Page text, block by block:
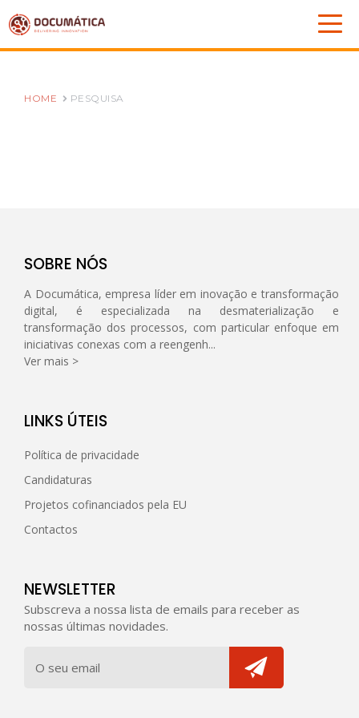
HOME PESQUISA
SOBRE NÓS
A Documática, empresa líder em inovação e transformação
digital, é especializada na desmaterialização e
transformação dos processos, com particular enfoque em
iniciativas conexas com a reengenh...
Ver mais >
LINKS ÚTEIS
Política de privacidade
Candidaturas
Projetos cofinanciados pela EU
Contactos
NEWSLETTER
Subscreva a nossa lista de emails para receber as
nossas últimas novidades.